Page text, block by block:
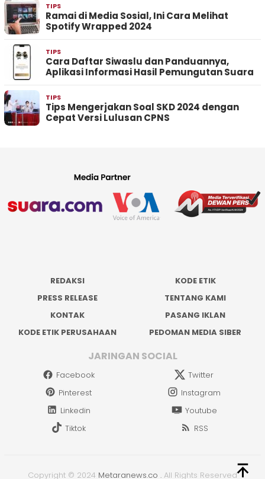
TIPS
Ramai di Media Sosial, Ini Cara Melihat
Spotify Wrapped 2024
TIPS
Cara Daftar Siwaslu dan Panduannya,
Aplikasi Informasi Hasil Pemungutan Suara
TIPS
Tips Mengerjakan Soal SKD 2024 dengan
Cepat Versi Lulusan CPNS
REDAKSI
KODE ETIK
PRESS RELEASE
TENTANG KAMI
KONTAK
PASANG IKLAN
KODE ETIK PERUSAHAAN
PEDOMAN MEDIA SIBER
JARINGAN SOCIAL
Facebook
Twitter
Pinterest
Instagram
Linkedin
Youtube
Tiktok
RSS
Copyright © 2024 Metaranews.co . All Rights Reserved